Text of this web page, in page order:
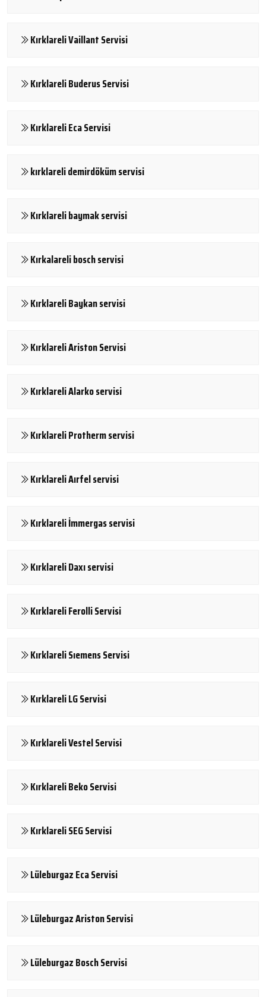
Kırklareli Vaillant Servisi
Kırklareli Buderus Servisi
Kırklareli Eca Servisi
kırklareli demirdöküm servisi
Kırklareli baymak servisi
Kırkalareli bosch servisi
Kırklareli Baykan servisi
Kırklareli Ariston Servisi
Kırklareli Alarko servisi
Kırklareli Protherm servisi
Kırklareli Aırfel servisi
Kırklareli İmmergas servisi
Kırklareli Daxı servisi
Kırklareli Ferolli Servisi
Kırklareli Sıemens Servisi
Kırklareli LG Servisi
Kırklareli Vestel Servisi
Kırklareli Beko Servisi
Kırklareli SEG Servisi
Lüleburgaz Eca Servisi
Lüleburgaz Ariston Servisi
Lüleburgaz Bosch Servisi